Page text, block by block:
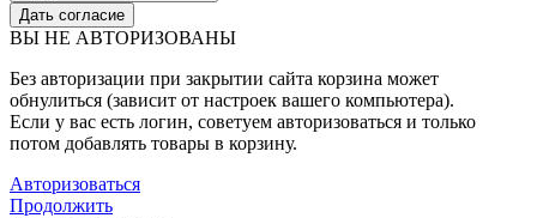
Дать согласие
ВЫ НЕ АВТОРИЗОВАНЫ
Без авторизации при закрытии сайта корзина может
обнулиться (зависит от настроек вашего компьютера).
Если у вас есть логин, советуем авторизоваться и только
потом добавлять товары в корзину.
Авторизоваться
Продолжить